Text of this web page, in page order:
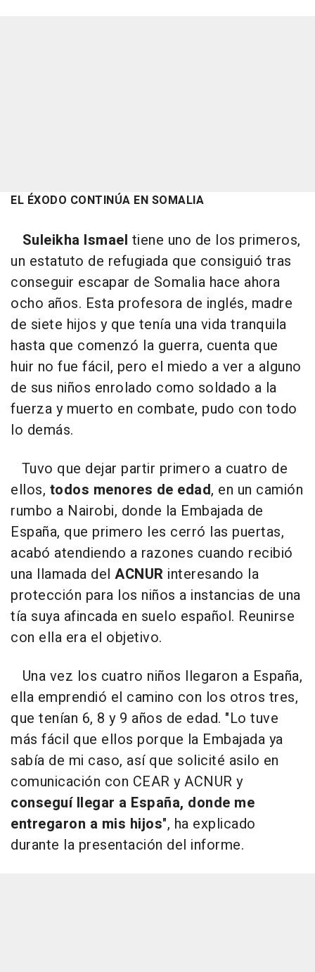
EL ÉXODO CONTINÚA EN SOMALIA
Suleikha Ismael tiene uno de los primeros,
un estatuto de refugiada que consiguió tras
conseguir escapar de Somalia hace ahora
ocho años. Esta profesora de inglés, madre
de siete hijos y que tenía una vida tranquila
hasta que comenzó la guerra, cuenta que
huir no fue fácil, pero el miedo a ver a alguno
de sus niños enrolado como soldado a la
fuerza y muerto en combate, pudo con todo
lo demás.
Tuvo que dejar partir primero a cuatro de
ellos, todos menores de edad, en un camión
rumbo a Nairobi, donde la Embajada de
España, que primero les cerró las puertas,
acabó atendiendo a razones cuando recibió
una llamada del ACNUR interesando la
protección para los niños a instancias de una
tía suya afincada en suelo español. Reunirse
con ella era el objetivo.
Una vez los cuatro niños llegaron a España,
ella emprendió el camino con los otros tres,
que tenían 6, 8 y 9 años de edad. "Lo tuve
más fácil que ellos porque la Embajada ya
sabía de mi caso, así que solicité asilo en
comunicación con CEAR y ACNUR y
conseguí llegar a España, donde me
entregaron a mis hijos", ha explicado
durante la presentación del informe.